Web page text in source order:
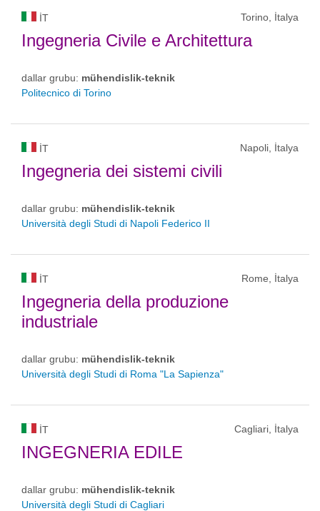
IT Torino, İtalya
Ingegneria Civile e Architettura
dallar grubu: mühendislik-teknik
Politecnico di Torino
IT Napoli, İtalya
Ingegneria dei sistemi civili
dallar grubu: mühendislik-teknik
Università degli Studi di Napoli Federico II
IT Rome, İtalya
Ingegneria della produzione
industriale
dallar grubu: mühendislik-teknik
Università degli Studi di Roma "La Sapienza"
IT Cagliari, İtalya
INGEGNERIA EDILE
dallar grubu: mühendislik-teknik
Università degli Studi di Cagliari